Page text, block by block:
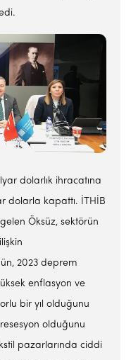
dolarlık ihracatına
dolarla kapattı. İTHİB
Öksüz, sektörün
2023 deprem
enflasyon ve
bir yıl olduğunu
olduğunu
pazarlarında ciddi